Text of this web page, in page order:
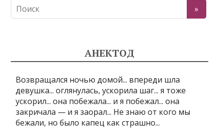
АНЕКТОД
Возвращался ночью домой... впереди шла
девушка... оглянулась, ускорила шаг... я тоже
ускорил... она побежала... и я побежал... она
закричала — и я заорал... Не знаю от кого мы
бежали, но было капец как страшно...